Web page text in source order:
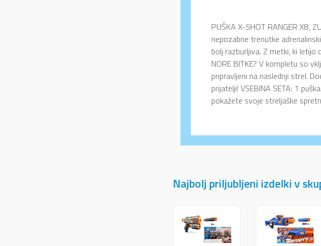
PUŠKA X-SHOT RANGER X8,
nepozabne trenutke
bolj razburljiva. Z metki, ki letijo
NORE BITKE? V kompletu so
pripravljeni na naslednji strel.
prijatelji! VSEBINA SETA: 1
pokažete svoje streljaške
Najbolj priljubljeni izdelki v